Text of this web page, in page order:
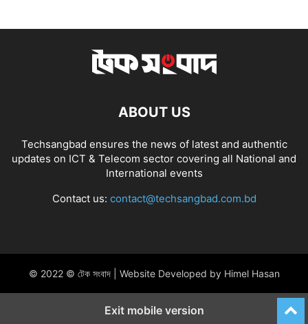
ABOUT US
Techsangbad ensures the news of latest and authentic
updates on ICT & Telecom sector covering all National and
International events
Contact us: contact@techsangbad.com.bd
© 2022 © টেক সংবাদ | Website Developed by Himel Hasan
Exit mobile version